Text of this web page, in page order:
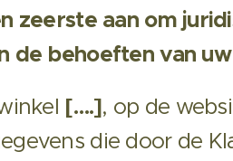
zeerste aan om
de behoeften van
[….], op de
die door de